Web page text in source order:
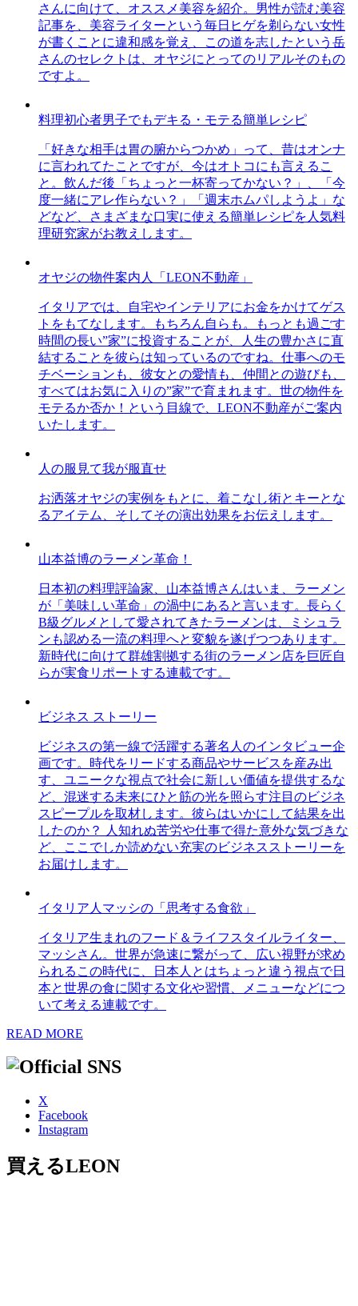
さんに向けて、オススメ美容を紹介。男性が読む美容
記事を、美容ライターという毎日ヒゲを剃らない女性
が書くことに違和感を覚え、この道を志したという岳
さんのセレクトは、オヤジにとってのリアルそのもの
ですよ。
料理初心者男子でもデキる・モテる簡単レシピ
「好きな相手は胃の腑からつかめ」って、昔はオンナ
に言われてたことですが、今はオトコにも言えるこ
と。飲んだ後「ちょっと一杯寄ってかない？」、「今
度一緒にアレ作らない？」「週末ホムパしようよ」な
どなど、さまざまな口実に使える簡単レシピを人気料
理研究家がお教えします。
オヤジの物件案内人「LEON不動産」
イタリアでは、自宅やインテリアにお金をかけてゲス
トをもてなします。もちろん自らも。もっとも過ごす
時間の長い”家”に投資することが、人生の豊かさに直
結することを彼らは知っているのですね。仕事へのモ
チベーションも、彼女との愛情も、仲間との遊びも、
すべてはお気に入りの”家”で育まれます。世の物件を
モテるか否か！という目線で、LEON不動産がご案内
いたします。
人の服見て我が服直せ
お洒落オヤジの実例をもとに、着こなし術とキーとな
るアイテム、そしてその演出効果をお伝えします。
山本益博のラーメン革命！
日本初の料理評論家、山本益博さんはいま、ラーメン
が「美味しい革命」の渦中にあると言います。長らく
B級グルメとして愛されてきたラーメンは、ミシュラ
ンも認める一流の料理へと変貌を遂げつつあります。
新時代に向けて群雄割拠する街のラーメン店を巨匠自
らが実食リポートする連載です。
ビジネス ストーリー
ビジネスの第一線で活躍する著名人のインタビュー企
画です。時代をリードする商品やサービスを産み出
す、ユニークな視点で社会に新しい価値を提供するな
ど、混迷する未来にひと筋の光を照らす注目のビジネ
スピープルを取材します。彼らはいかにして結果を出
したのか？ 人知れぬ苦労や仕事で得た意外な気づきな
ど、ここでしか読めない充実のビジネスストーリーを
お届けします。
イタリア人マッシの「思考する食欲」
イタリア生まれのフード＆ライフスタイルライター、
マッシさん。世界が急速に繋がって、広い視野が求め
られるこの時代に、日本人とはちょっと違う視点で日
本と世界の食に関する文化や習慣、メニューなどにつ
いて考える連載です。
READ MORE
X
Facebook
Instagram
買えるLEON